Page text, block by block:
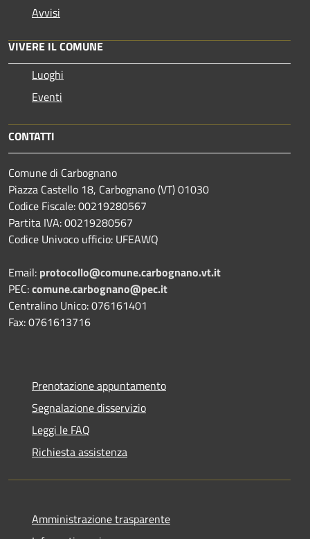
Avvisi
VIVERE IL COMUNE
Luoghi
Eventi
CONTATTI
Comune di Carbognano
Piazza Castello 18, Carbognano (VT) 01030
Codice Fiscale: 00219280567
Partita IVA: 00219280567
Codice Univoco ufficio: UFEAWQ
Email: protocollo@comune.carbognano.vt.it
PEC:comune.carbognano@pec.it
Centralino Unico: 076161401
Fax: 0761613716
Prenotazione appuntamento
Segnalazione disservizio
Leggi le FAQ
Richiesta assistenza
Amministrazione trasparente